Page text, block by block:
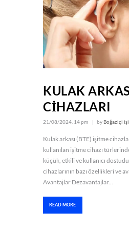
KULAK
CİHAZLARI
21/08/2024, 14 pm by Boğaziçi
Kulak arkası (BTE) işitme
kullanılan işitme cihazı
küçük, etkili ve kullanıcı
cihazlarının bazı özellikleri ve
Avantajlar Dezavantajlar...
READ MORE